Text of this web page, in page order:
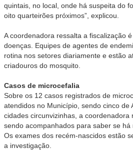
quintais, no local, onde há suspeita do
oito quarteirões próximos”, explicou.
A coordenadora ressalta a fiscalização
doenças. Equipes de agentes de
rotina nos setores diariamente e estão
criadouros do mosquito.
Casos de microcefalia
Sobre os 12 casos registrados de
atendidos no Município, sendo cinco de
cidades circunvizinhas, a coordenadora
sendo acompanhados para saber se há
Os exames dos recém-nascidos estão
a investigação.